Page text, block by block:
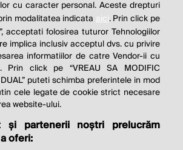
IS TO INCREASE ITS
PROFITS.
Milton Friedman
Toate drepturile rezervate.
Dezvoltat de1616.ro
Publicitate
cu caracter personal. Aceste drepturi
modalitatea indicata aici. Prin click pe
acceptati folosirea tuturor Tehnologiilor
implica inclusiv acceptul dvs. cu privire
informatiilor de catre Vendor-ii cu
Prin click pe “VREAU SA MODIFIC
puteti schimba preferintele in mod
cele legate de cookie strict necesare
website-ului.
partenerii noștri prelucrăm
oferi: